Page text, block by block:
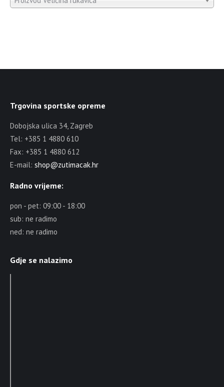
Trgovina sportske opreme
Dobojska ulica 34, Zagreb
Tel: +385 1 4880 610
Fax: +385 1 4880 612
E-mail: shop@zutimacak.hr
Radno vrijeme:
pon - pet: 09:00 - 18:00
sub: ne radimo
ned: ne radimo
Gdje se nalazimo